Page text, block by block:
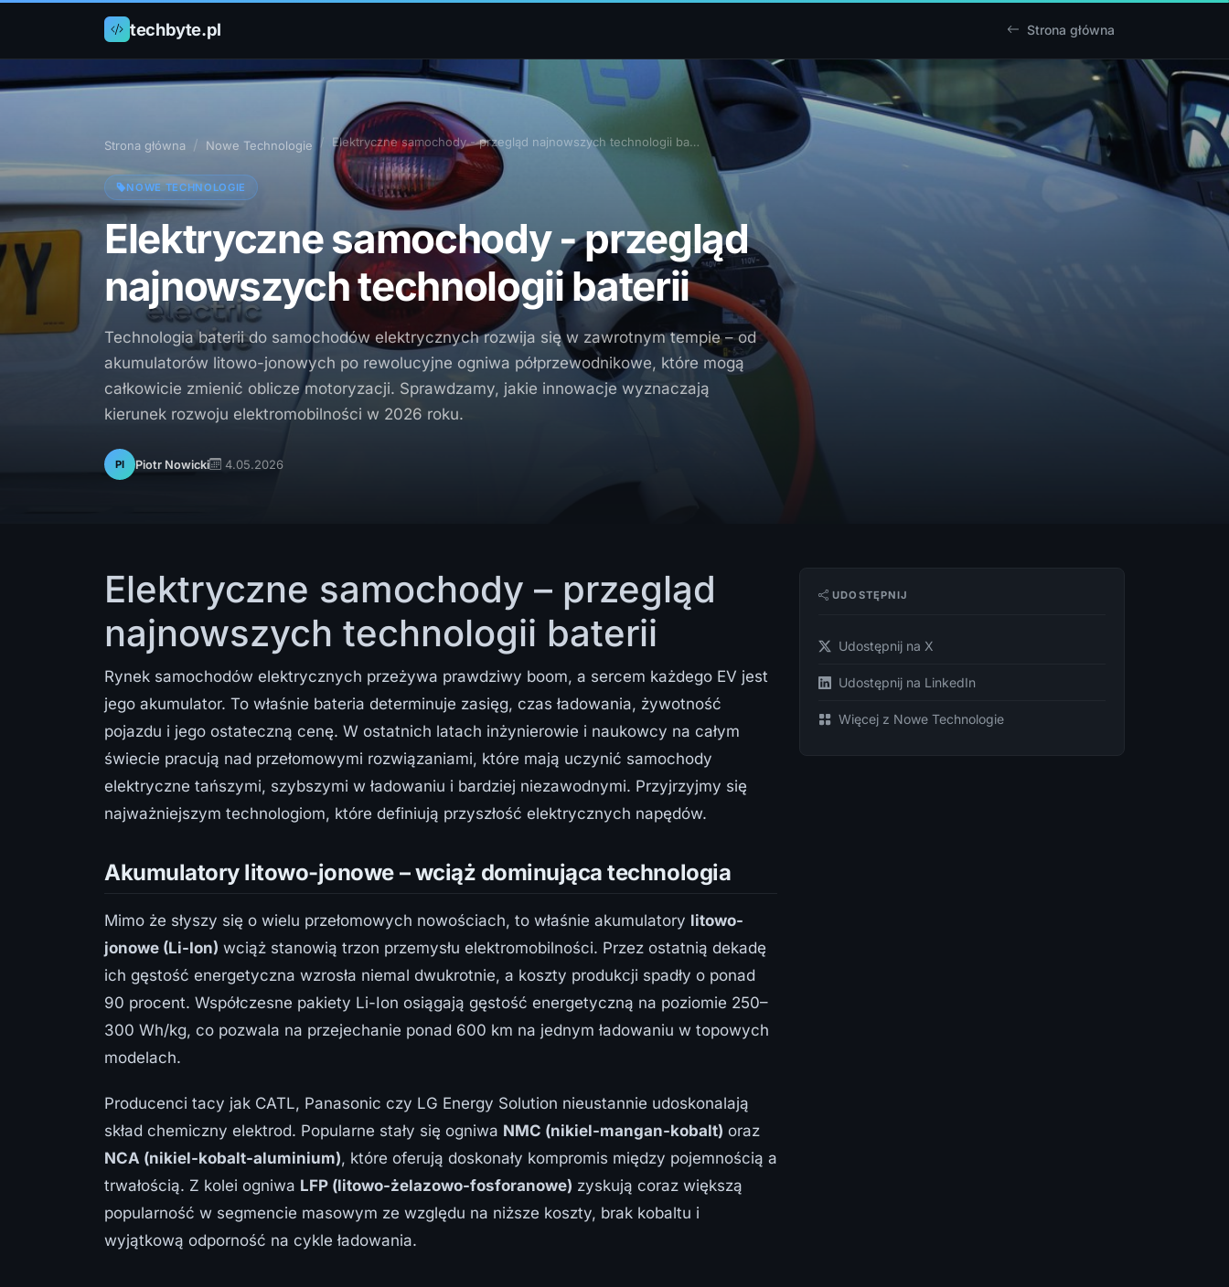
techbyte.pl Strona główna
Strona główna Nowe Technologie Elektryczne samochody - przegląd najnowszych technologii ba…
NOWE TECHNOLOGIE
Elektryczne samochody - przegląd
najnowszych technologii baterii
Technologia baterii do samochodów elektrycznych rozwija się w zawrotnym tempie – od
akumulatorów litowo-jonowych po rewolucyjne ogniwa półprzewodnikowe, które mogą
całkowicie zmienić oblicze motoryzacji. Sprawdzamy, jakie innowacje wyznaczają
kierunek rozwoju elektromobilności w 2026 roku.
PI Piotr Nowicki 4.05.2026
Elektryczne samochody – przegląd
najnowszych technologii baterii
Rynek samochodów elektrycznych przeżywa prawdziwy boom, a sercem każdego EV jest
jego akumulator. To właśnie bateria determinuje zasięg, czas ładowania, żywotność
pojazdu i jego ostateczną cenę. W ostatnich latach inżynierowie i naukowcy na całym
świecie pracują nad przełomowymi rozwiązaniami, które mają uczynić samochody
elektryczne tańszymi, szybszymi w ładowaniu i bardziej niezawodnymi. Przyjrzyjmy się
najważniejszym technologiom, które definiują przyszłość elektrycznych napędów.
Akumulatory litowo-jonowe – wciąż dominująca technologia
Mimo że słyszy się o wielu przełomowych nowościach, to właśnie akumulatory litowo-
jonowe (Li-Ion) wciąż stanowią trzon przemysłu elektromobilności. Przez ostatnią dekadę
ich gęstość energetyczna wzrosła niemal dwukrotnie, a koszty produkcji spadły o ponad
90 procent. Współczesne pakiety Li-Ion osiągają gęstość energetyczną na poziomie 250–
300 Wh/kg, co pozwala na przejechanie ponad 600 km na jednym ładowaniu w topowych
modelach.
Producenci tacy jak CATL, Panasonic czy LG Energy Solution nieustannie udoskonalają
skład chemiczny elektrod. Popularne stały się ogniwa NMC (nikiel-mangan-kobalt) oraz
NCA (nikiel-kobalt-aluminium), które oferują doskonały kompromis między pojemnością a
trwałością. Z kolei ogniwa LFP (litowo-żelazowo-fosforanowe) zyskują coraz większą
popularność w segmencie masowym ze względu na niższe koszty, brak kobaltu i
wyjątkową odporność na cykle ładowania.
UDOSTĘPNIJ
Udostępnij na X
Udostępnij na LinkedIn
Więcej z Nowe Technologie